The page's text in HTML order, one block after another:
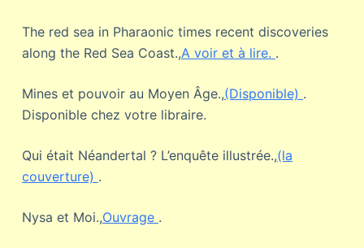
The red sea in Pharaonic times recent discoveries
along the Red Sea Coast.,A voir et à lire. .
Mines et pouvoir au Moyen Âge.,(Disponible) .
Disponible chez votre libraire.
Qui était Néandertal ? L’enquête illustrée.,(la
couverture) .
Nysa et Moi.,Ouvrage .